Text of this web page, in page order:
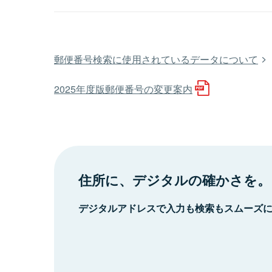
郵便番号検索に使用されているデータについて
2025年度版郵便番号の変更案内
住所に、デジタルの確かさを。
デジタルアドレスで入力も検索もスムーズ